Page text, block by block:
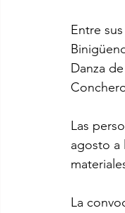
Entre
Danza
Las
agosto a
La